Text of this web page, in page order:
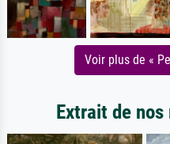
Voir plus de «
Extrait de